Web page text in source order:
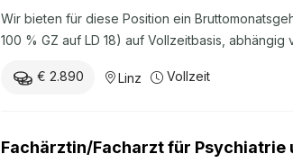
Wir bieten für diese Position ein
100 % GZ auf LD 18) auf Vollzeitbasis,
Ihre aussagekräftigen Bewerbungsunterlagen
€ 2.890 Linz Vollzeit
Fachärztin/Facharzt für